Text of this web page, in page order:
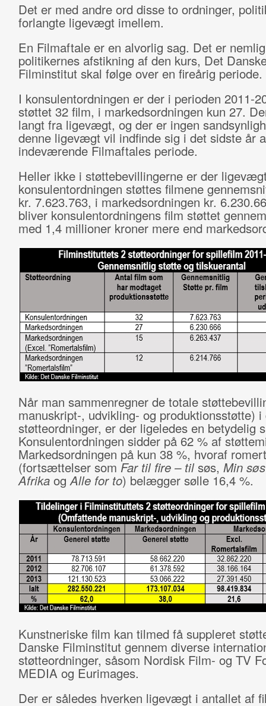
Det er med andre ord disse to ordninger,
forlangte ligevægt imellem.
En Filmaftale er en alvorlig sag. Det er nemlig
politikernes afstikning af den kurs, Det
Filminstitut skal følge over en fireårig periode.
I konsulentordningen er der i perioden 2011-
støttet 32 film, i markedsordningen kun 27.
langt fra ligevægt, og der er ingen
denne ligevægt vil indfinde sig i det sidste år
indeværende Filmaftales periode.
Heller ikke i støttebevillingerne er der
konsulentordningen støttes filmene
kr. 7.623.763, i markedsordningen kr.
bliver konsulentordningens film støttet
med 1,4 millioner kroner mere end
Når man sammenregner de totale
manuskript-, udvikling- og produktionsstøtte) i
støtteordninger, er der ligeledes en betydelig
Konsulentordningen sidder på 62 % af
Markedsordningen på kun 38 %, hvoraf
(fortsættelser som Far til fire – tilsøs, Min
Afrika ogAlle for to) belægger sølle 16,4 %.
Kunstneriske film kan tilmed få suppleret
Danske Filminstitut gennem diverse
støtteordninger, såsom Nordisk Film- og TV
MEDIA og Eurimages.
Der er således hverken ligevægt i antallet af